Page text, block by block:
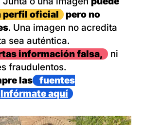
perfil oficial
pero no
. Una imagen no acredita
sea auténtica.
información falsa,
ni
fraudulentos.
las
fuentes
Infórmate aquí